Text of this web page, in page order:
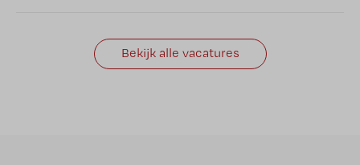
Bekijk alle vacatures